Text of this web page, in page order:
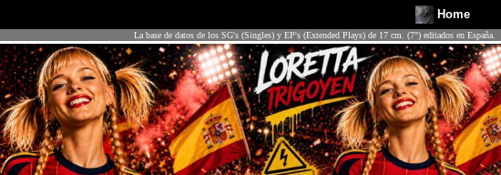
Home
La base de datos de los SG's (Singles) y EP's (Extended Plays) de 17 cm. (7") editados en España.